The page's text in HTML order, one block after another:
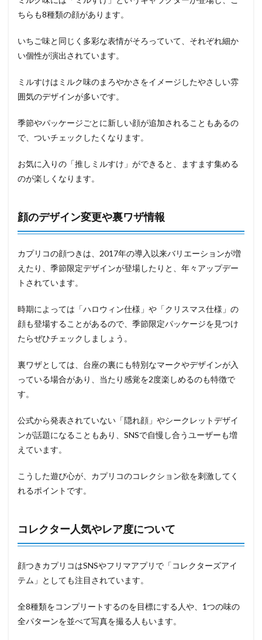
ちらも8種類の顔があります。
いちご味と同じく多彩な表情がそろっていて、それぞれ細か
い個性が演出されています。
ミルすけはミルク味のまろやかさをイメージしたやさしい雰
囲気のデザインが多いです。
季節やパッケージごとに新しい顔が追加されることもあるの
で、ついチェックしたくなります。
お気に入りの「推しミルすけ」ができると、ますます集める
のが楽しくなります。
顔のデザイン変更や裏ワザ情報
カプリコの顔つきは、2017年の導入以来バリエーションが増
えたり、季節限定デザインが登場したりと、年々アップデー
トされています。
時期によっては「ハロウィン仕様」や「クリスマス仕様」の
顔も登場することがあるので、季節限定パッケージを見つけ
たらぜひチェックしましょう。
裏ワザとしては、台座の裏にも特別なマークやデザインが入
っている場合があり、当たり感覚を2度楽しめるのも特徴で
す。
公式から発表されていない「隠れ顔」やシークレットデザイ
ンが話題になることもあり、SNSで自慢し合うユーザーも増
えています。
こうした遊び心が、カプリコのコレクション欲を刺激してく
れるポイントです。
コレクター人気やレア度について
顔つきカプリコはSNSやフリマアプリで「コレクターズアイ
テム」としても注目されています。
全8種類をコンプリートするのを目標にする人や、1つの味の
全パターンを並べて写真を撮る人もいます。